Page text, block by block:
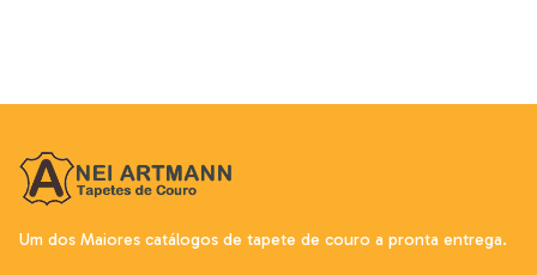
Um dos Maiores catálogos de tapete de couro a pronta entrega.